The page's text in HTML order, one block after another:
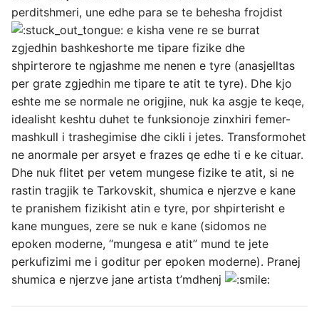
perditshmeri, une edhe para se te behesha frojdist
e kisha vene re se burrat
zgjedhin bashkeshorte me tipare fizike dhe
shpirterore te ngjashme me nenen e tyre (anasjelltas
per grate zgjedhin me tipare te atit te tyre). Dhe kjo
eshte me se normale ne origjine, nuk ka asgje te keqe,
idealisht keshtu duhet te funksionoje zinxhiri femer-
mashkull i trashegimise dhe cikli i jetes. Transformohet
ne anormale per arsyet e frazes qe edhe ti e ke cituar.
Dhe nuk flitet per vetem mungese fizike te atit, si ne
rastin tragjik te Tarkovskit, shumica e njerzve e kane
te pranishem fizikisht atin e tyre, por shpirterisht e
kane mungues, zere se nuk e kane (sidomos ne
epoken moderne, “mungesa e atit” mund te jete
perkufizimi me i goditur per epoken moderne). Pranej
shumica e njerzve jane artista t’mdhenj